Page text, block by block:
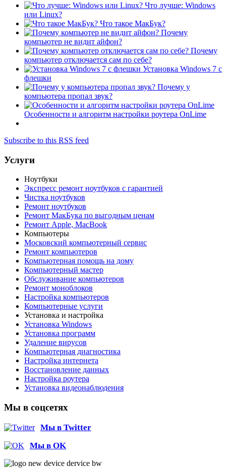
Что лучше: Windows
или Linux?
Что такое МакБук?
Почему
компьютер не видит айфон?
Почему
компьютер отключается сам по себе?
Установка Windows 7 с
флешки
Почему у
компьютера пропал звук?
Особенности и алгоритм настройки роутера OnLime
Subscribe to this RSS feed
Услуги
Ноутбуки
Экспресс ремонт ноутбуков с гарантией
Чистка ноутбуков
Ремонт ноутбуков
Ремонт МакБука по выгодным ценам
Ремонт Apple, MacBook
Компьютеры
Московский компьютерный сервис
Ремонт компьютеров
Компьютерная помощь на дому
Компьютерный мастер
Обслуживание компьютеров
Ремонт моноблоков
Настройка компьютеров
Компьютерные услуги
Установка и настройка
Установка Windows
Установка программ
Удаление вирусов
Компьютерная диагностика
Настройка интернета
Восстановление данных
Настройка роутера
Установка видеонаблюдения
Мы в соцсетях
Мы в Twitter
Мы в OK